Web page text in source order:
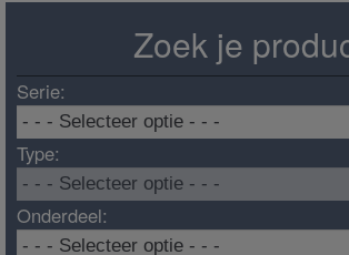
Zoek je
Serie:
Type:
Onderdeel: